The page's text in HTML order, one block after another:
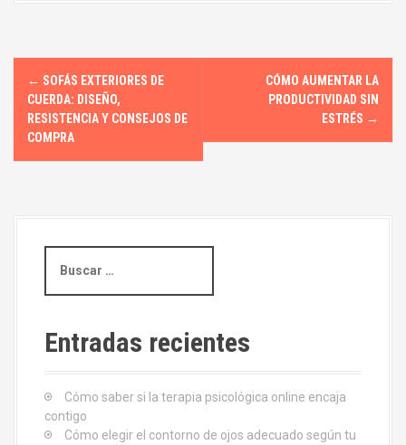
N← SOFÁS EXTERIORES DE
CUERDA: DISEÑO,
RESISTENCIA Y CONSEJOS DE
COMPRA
CÓMO AUMENTAR LA
PRODUCTIVIDAD SIN
ESTRÉS →
s
a
rEntradas recientes
Cómo saber si la terapia psicológica online encaja
contigo
Cómo elegir el contorno de ojos adecuado según tu